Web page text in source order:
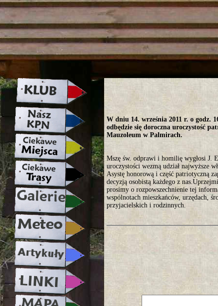
strona w naprawie zapraszamy
W dniu 14. września 2011 r. o godz.
odbędzie się doroczna uroczystość
Mauzoleum w Palmirach.
Mszę św. odprawi i homilię wygłosi J.
uroczystości wezmą udział najwyższe
Asystę honorową i część patriotyczną
decyzją osobistą każdego z
prosimy o rozpowszechnienie tej
wspólnotach mieszkańców, urzędach,
przyjacielskich i rodzinnych.